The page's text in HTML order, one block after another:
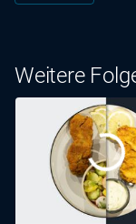
Weitere